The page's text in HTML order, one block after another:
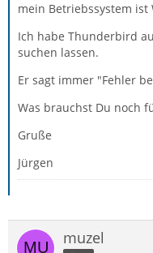
mein Betriebssystem ist
Ich habe Thunderbird
suchen lassen.
Er sagt immer "Fehler
Was brauchst Du noch
Gruße
Jürgen
muzel